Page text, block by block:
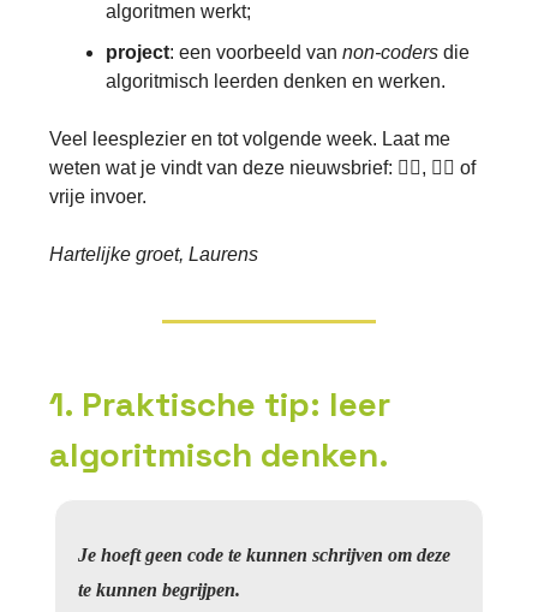
algoritmen werkt;
project: een voorbeeld van non-coders die
algoritmisch leerden denken en werken.
Veel leesplezier en tot volgende week. Laat me
weten wat je vindt van deze nieuwsbrief: 👍🏽, 👎🏾 of
vrije invoer.
Hartelijke groet, Laurens
1. Praktische tip: leer
algoritmisch denken.
Je hoeft geen code te kunnen schrijven om deze
te kunnen begrijpen.